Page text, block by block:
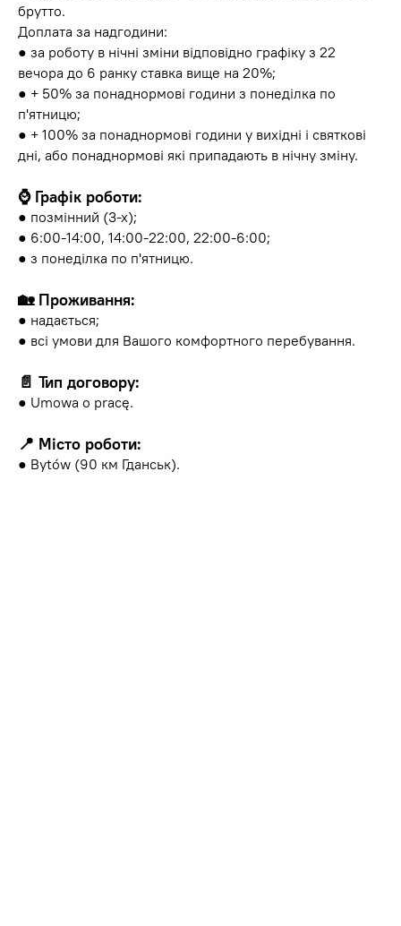
брутто.
Доплата за надгодини:
● за роботу в нічні зміни відповідно графіку з 22
вечора до 6 ранку ставка вище на 20%;
● + 50% за понаднормові години з понеділка по
п'ятницю;
● + 100% за понаднормові години у вихідні і святкові
дні, або понаднормові які припадають в нічну зміну.
⌚️ Графік роботи:
● позмінний (3-х);
● 6:00-14:00, 14:00-22:00, 22:00-6:00;
● з понеділка по п'ятницю.
🏡 Проживання:
● надається;
● всі умови для Вашого комфортного перебування.
📄 Тип договору:
● Umowa o pracę.
📍 Місто роботи:
● Bytów (90 км Гданськ).